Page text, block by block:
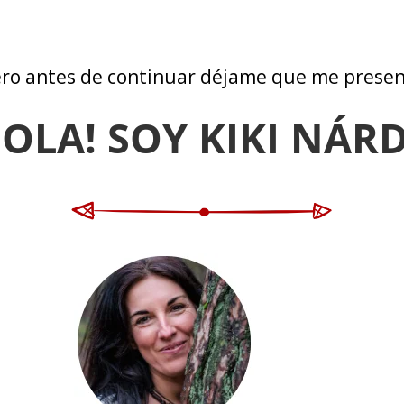
antes de continuar déjame que me
SOY KIKI